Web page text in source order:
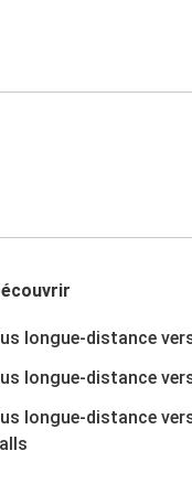
longue-distance
longue-distance
longue-distance